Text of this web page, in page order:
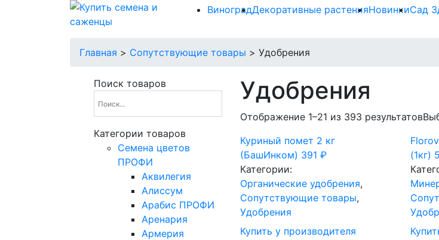
ВиноградДекоративные растенияНовинкиСад
Главная > Сопутствующие товары > Удобрения
Поиск товаров
Категории товаров
Cемена цветов
ПРОФИ
Аквилегия
Алиссум
Арабис ПРОФИ
Аренария
Армерия
Удобрения
Отображение 1–21 из 393 результатов
Куриный помет 2 кг
(БашИнком) 391 ₽
Категории:
Органические удобрения,
Сопутствующие товары,
Удобрения
Купить у производителя
(1кг)